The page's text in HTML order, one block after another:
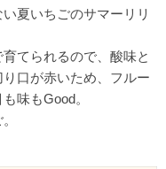
夏いちごのサマーリリ
てられるので、酸味と
口が赤いため、フルー
味もGood。